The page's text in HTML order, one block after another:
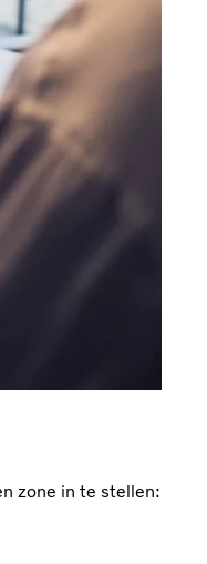
zone in te stellen: